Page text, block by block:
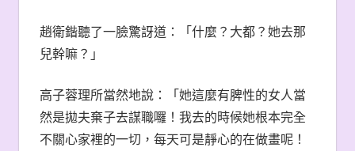
趙衛鍇聽了一臉驚訝道：「什麼？大都？她去那
兒幹嘛？」
高子蓉理所當然地說：「她這麼有脾性的女人當
然是拋夫棄子去謀職囉！我去的時候她根本完全
不關心家裡的一切，每天可是靜心的在做畫呢！